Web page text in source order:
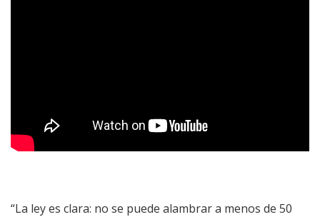
“La ley es clara: no se puede alambrar a menos de 50